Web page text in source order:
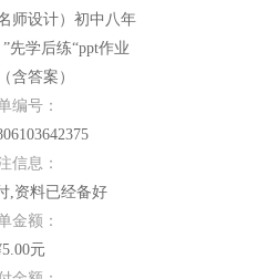
师设计）初中八年
先学后练“ppt作业
含答案）
编号：
信息：
,资料已经备好
金额：
元